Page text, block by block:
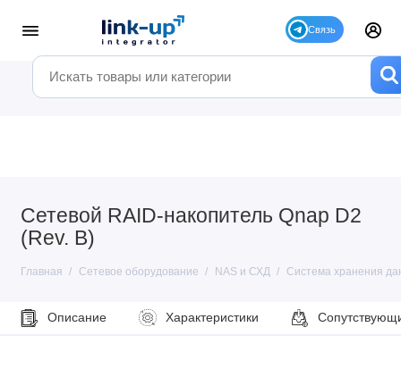
Сетевой RAID-накопитель Qnap D2
(Rev. B)
Главная Сетевое оборудование NAS и СХД Система хранения
Описание Характеристики